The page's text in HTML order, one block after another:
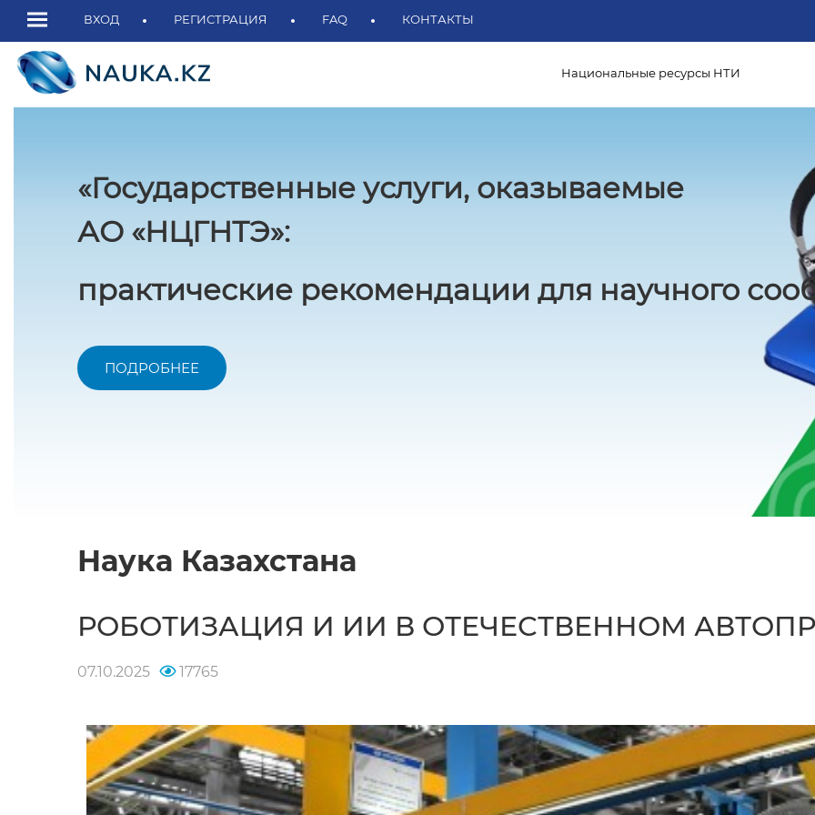
ВХОД РЕГИСТРАЦИЯ FAQ КОНТАКТЫ
Национальные ресурсы НТИ
«Государственные услуги, оказываемые
АО «НЦГНТЭ»:
практические рекомендации для научного
ПОДРОБНЕЕ
Наука Казахстана
РОБОТИЗАЦИЯ И ИИ В ОТЕЧЕСТВЕННОМ
07.10.2025 17765